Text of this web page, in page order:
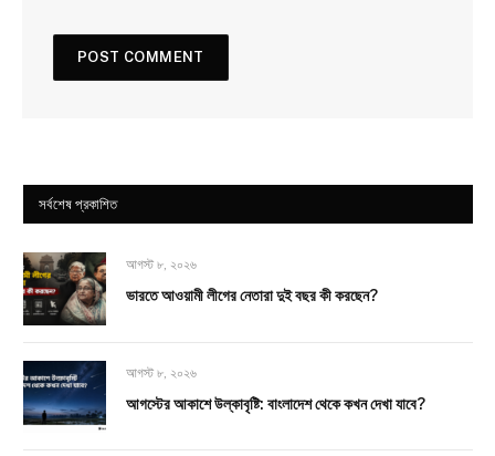
সর্বশেষ প্রকাশিত
আগস্ট ৮, ২০২৬
ভারতে আওয়ামী লীগের নেতারা দুই বছর কী করছেন?
আগস্ট ৮, ২০২৬
আগস্টের আকাশে উল্কাবৃষ্টি: বাংলাদেশ থেকে কখন দেখা যাবে?